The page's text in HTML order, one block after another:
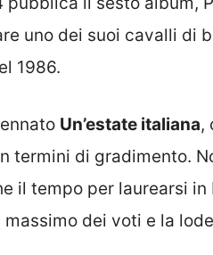
uno dei suoi cavalli di
1986.
Un’estate italiana,
termini di gradimento.
il tempo per laurearsi in
dei voti e la